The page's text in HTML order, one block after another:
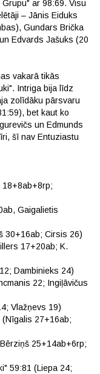
ar 98:69. Visu
– Jānis Eiduks
Gundars Brička
Edvards Jašuks (20
vakarā tikās
Intriga bija līdz
zolīdāku pārsvaru
bet kaut ko
un Edmunds
šī nav Entuziastu
18+8ab+8rp;
Gaigalietis
30+16ab; Cirsis 26)
17+20ab; K.
Dambinieks 24)
22; Ingiļāvičus
Vlažņevs 19)
(Nīgalis 27+16ab;
25+14ab+6rp;
59:81 (Liepa 24;